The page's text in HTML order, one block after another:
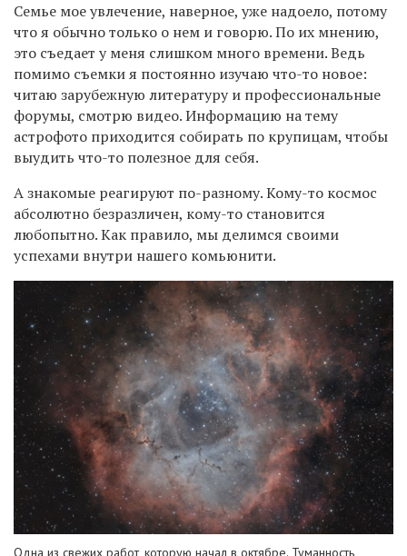
Семье мое увлечение, наверное, уже надоело, потому
что я обычно только о нем и говорю. По их мнению,
это съедает у меня слишком много времени. Ведь
помимо съемки я постоянно изучаю что-то новое:
читаю зарубежную литературу и профессиональные
форумы, смотрю видео. Информацию на тему
астрофото приходится собирать по крупицам, чтобы
выудить что-то полезное для себя.
А знакомые реагируют по-разному. Кому-то космос
абсолютно безразличен, кому-то становится
любопытно. Как правило, мы делимся своими
успехами внутри нашего комьюнити.
Одна из свежих работ, которую начал в октябре. Туманность